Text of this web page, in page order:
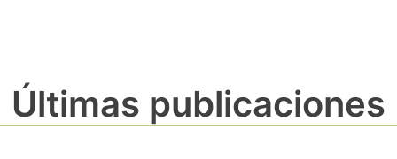
Últimas publicaciones